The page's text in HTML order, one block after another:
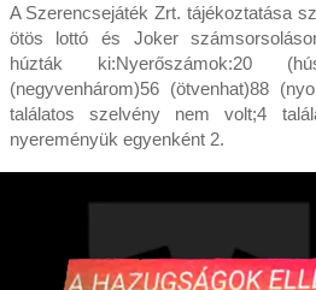
A Szerencsejáték Zrt. tájékoztatása
ötös lottó és Joker
húzták ki:Nyerőszámok:20
(negyvenhárom)56 (ötvenhat)88
találatos szelvény nem volt;4
nyereményük egyenként 2.